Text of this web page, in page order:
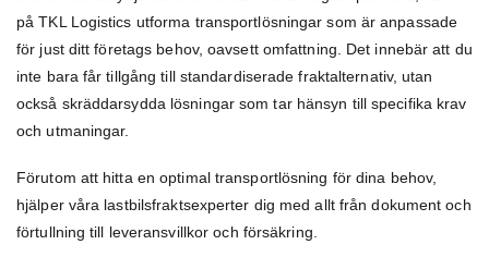
på TKL Logistics utforma transportlösningar som är anpassade
för just ditt företags behov, oavsett omfattning. Det innebär att du
inte bara får tillgång till standardiserade fraktalternativ, utan
också skräddarsydda lösningar som tar hänsyn till specifika krav
och utmaningar.
Förutom att hitta en optimal transportlösning för dina behov,
hjälper våra lastbilsfraktsexperter dig med allt från dokument och
förtullning till leveransvillkor och försäkring.